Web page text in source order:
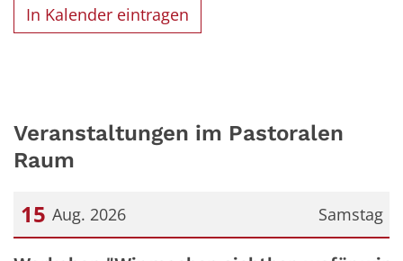
In Kalender eintragen
Veranstaltungen im Pastoralen
Raum
Samstag
15 Aug. 2026
Datum: 15. August 2026